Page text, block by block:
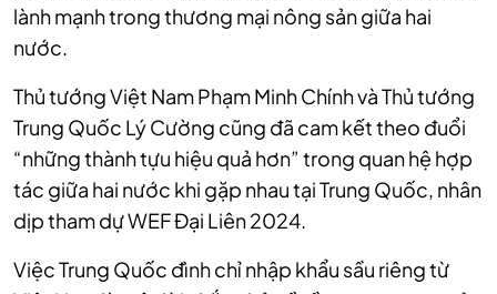
lành mạnh trong thương mại nông sản giữa hai
nước.
Thủ tướng Việt Nam Phạm Minh Chính vàThủ tướng
Trung Quốc Lý Cường cũng đã cam kết theo đuổi
“những thành tựu hiệu quả hơn” trong quan hệ hợp
tác giữa hai nước khi gặp nhau tại Trung Quốc, nhân
dịptham dự WEF Đại Liên 2024.
Việc Trung Quốc đình chỉ nhập khẩu sầu riêng từ